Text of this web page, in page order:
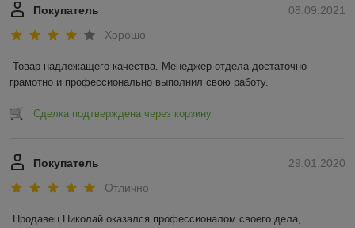
08.09.2021
Покупатель
Хорошо
Товар надлежащего качества. Менеджер отдела достаточно
грамотно и профессионально выполнил свою работу.
Сделка подтверждена через корзину
29.01.2020
Покупатель
Отлично
Продавец Николай оказался профессионалом своего дела,